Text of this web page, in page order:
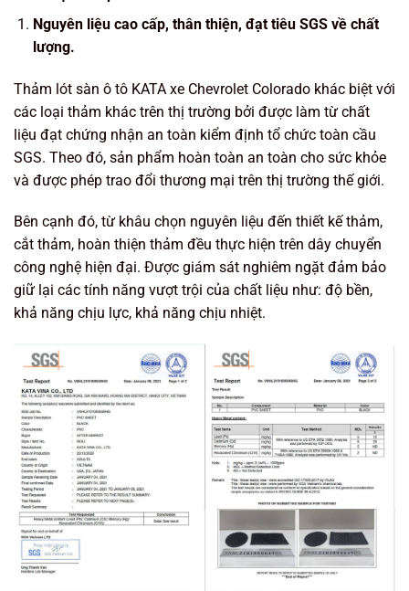
Nguyên liệu cao cấp, thân thiện, đạt tiêu SGS về chất
lượng.
Thảm lót sàn ô tô KATA xe Chevrolet Colorado khác biệt với
các loại thảm khác trên thị trường bởi được làm từ chất
liệu đạt chứng nhận an toàn kiểm định tổ chức toàn cầu
SGS. Theo đó, sản phẩm hoàn toàn an toàn cho sức khỏe
và được phép trao đổi thương mại trên thị trường thế giới.
Bên cạnh đó, từ khâu chọn nguyên liệu đến thiết kế thảm,
cắt thảm, hoàn thiện thảm đều thực hiện trên dây chuyển
công nghệ hiện đại. Được giám sát nghiêm ngặt đảm bảo
giữ lại các tính năng vượt trội của chất liệu như: độ bền,
khả năng chịu lực, khả năng chịu nhiệt.